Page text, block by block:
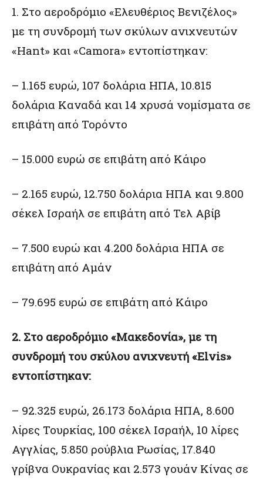
1. Στο αεροδρόμιο «Ελευθέριος Βενιζέλος»
με τη συνδρομή των σκύλων ανιχνευτών
«Hant» και «Camora» εντοπίστηκαν:
– 1.165 ευρώ, 107 δολάρια ΗΠΑ, 10.815
δολάρια Καναδά και 14 χρυσά νομίσματα σε
επιβάτη από Τορόντο
– 15.000 ευρώ σε επιβάτη από Κάιρο
– 2.165 ευρώ, 12.750 δολάρια ΗΠΑ και 9.800
σέκελ Ισραήλ σε επιβάτη από Τελ Αβίβ
– 7.500 ευρώ και 4.200 δολάρια ΗΠΑ σε
επιβάτη από Αμάν
– 79.695 ευρώ σε επιβάτη από Κάιρο
2. Στο αεροδρόμιο «Μακεδονία», με τη
συνδρομή του σκύλου ανιχνευτή «Elvis»
εντοπίστηκαν:
– 92.325 ευρώ, 26.173 δολάρια ΗΠΑ, 8.600
λίρες Τουρκίας, 100 σέκελ Ισραήλ, 10 λίρες
Αγγλίας, 5.850 ρούβλια Ρωσίας, 17.840
γρίβνα Ουκρανίας και 2.573 γουάν Κίνας σε